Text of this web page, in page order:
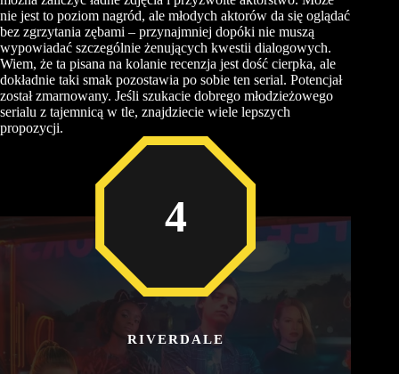
nie jest to poziom nagród, ale młodych aktorów da się oglądać
bez zgrzytania zębami – przynajmniej dopóki nie muszą
wypowiadać szczególnie żenujących kwestii dialogowych.
Wiem, że ta pisana na kolanie recenzja jest dość cierpka, ale
dokładnie taki smak pozostawia po sobie ten serial. Potencjał
został zmarnowany. Jeśli szukacie dobrego młodzieżowego
serialu z tajemnicą w tle, znajdziecie wiele lepszych
propozycji.
RIVERDALE
4